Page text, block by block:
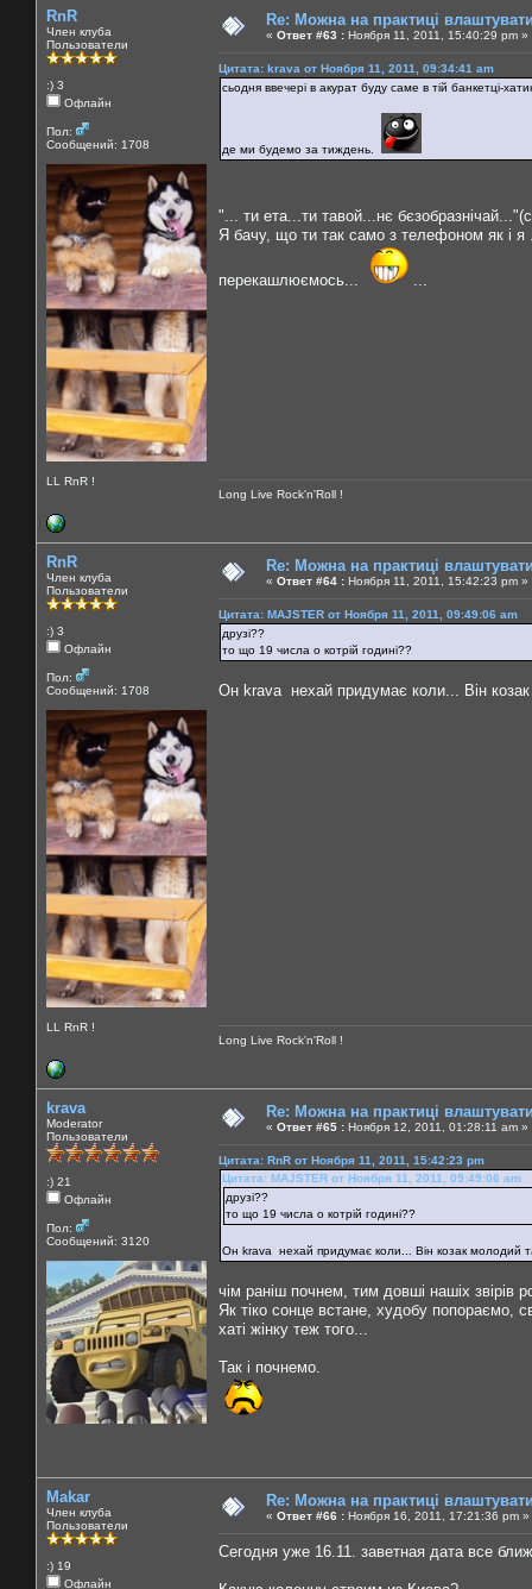
RnR
Член клуба
Пользователи
:) 3
Офлайн
Пол:
Сообщений: 1708
LL RnR !
Re: Можна на практиці
« Ответ #63 : Ноября 11, 2011, 15:40:29 pm »
Цитата: krava от Ноября 11, 2011, 09:34:41 am
сьодня ввечері в акурат буду саме в тій банкетці-
де ми будемо за тиждень.
"... ти ета...ти тавой...нє
Я бачу, що ти так само з телефоном як і я
перекашлюємось...
Long Live Rock'n'Roll !
RnR
Член клуба
Пользователи
:) 3
Офлайн
Пол:
Сообщений: 1708
LL RnR !
Re: Можна на практиці
« Ответ #64 : Ноября 11, 2011, 15:42:23 pm »
Цитата: MAJSTER от Ноября 11, 2011, 09:49:06 am
друзі??
то що 19 числа о котрій годині??
Он krava нехай придумає коли... Він
Long Live Rock'n'Roll !
krava
Moderator
Пользователи
:) 21
Офлайн
Пол:
Сообщений: 3120
Re: Можна на практиці
« Ответ #65 : Ноября 12, 2011, 01:28:11 am »
Цитата: RnR от Ноября 11, 2011, 15:42:23 pm
Цитата: MAJSTER от Ноября 11, 2011, 09:49:06 am
друзі??
то що 19 числа о котрій годині??
Он krava нехай придумає коли... Він козак молодий
чім раніш почнем, тим довші нашіх звірів
Як тіко сонце встане, худобу попораємо,
хаті жінку теж того...
Так і почнемо.
Makar
Член клуба
Пользователи
:) 19
Офлайн
Re: Можна на практиці
« Ответ #66 : Ноября 16, 2011, 17:21:36 pm »
Сегодня уже 16.11. заветная дата все